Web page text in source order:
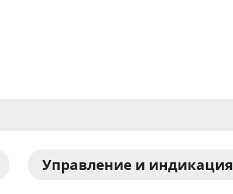
Управление и индикация